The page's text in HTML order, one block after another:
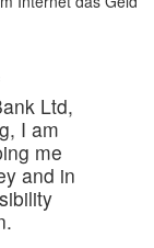
Ltd,
I am
me
and in